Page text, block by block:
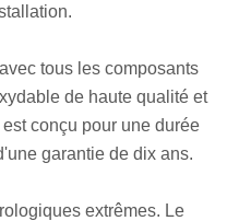
tous les composants
de haute qualité et
conçu pour une durée
garantie de dix ans.
extrêmes. Le